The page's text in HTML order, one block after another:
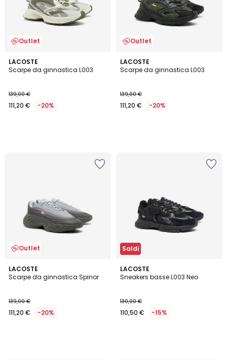
Outlet
LACOSTE
Scarpe da ginnastica L003
139,00 €
111,20 € -20%
Outlet
LACOSTE
Scarpe da ginnastica L003
139,00 €
111,20 € -20%
Outlet
LACOSTE
Scarpe da ginnastica Spinor
139,00 €
111,20 € -20%
Saldi
LACOSTE
Sneakers basse L003 Neo
130,00 €
110,50 € -15%